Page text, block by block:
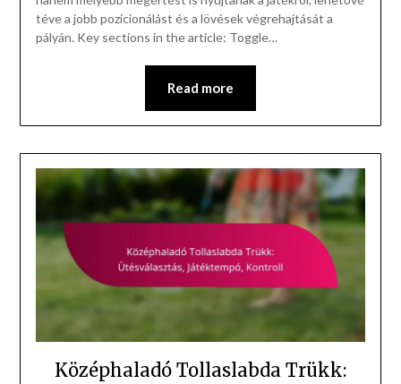
téve a jobb pozicionálást és a lövések végrehajtását a
pályán. Key sections in the article: Toggle…
Read more
Középhaladó Tollaslabda Trükk: